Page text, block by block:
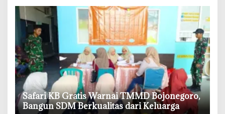
‎Safari KB Gratis Warnai TMMD Bojonegoro,
Bangun SDM Berkualitas dari Keluarga